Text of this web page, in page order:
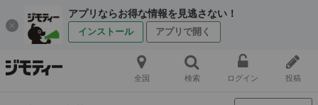
アプリならお得な情報を見逃さない！
インストール アプリで開く
全国 検索 ログイン 投稿